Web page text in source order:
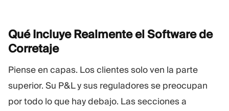
Qué Incluye Realmente el Software de
Corretaje
Piense en capas. Los clientes solo ven la parte
superior. Su P&L y sus reguladores se preocupan
por todo lo que hay debajo. Las secciones a